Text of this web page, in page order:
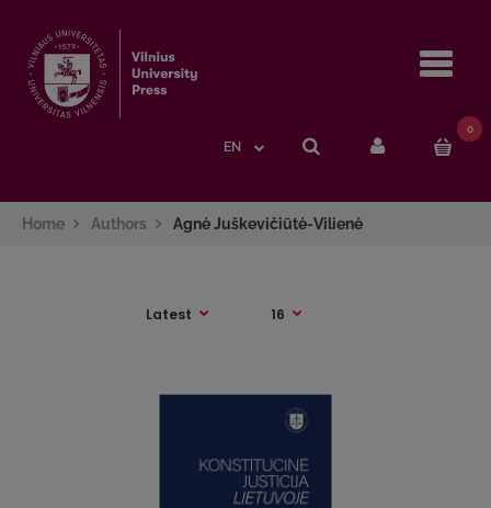
EN
0
Home Authors Agnė Juškevičiūtė-Vilienė